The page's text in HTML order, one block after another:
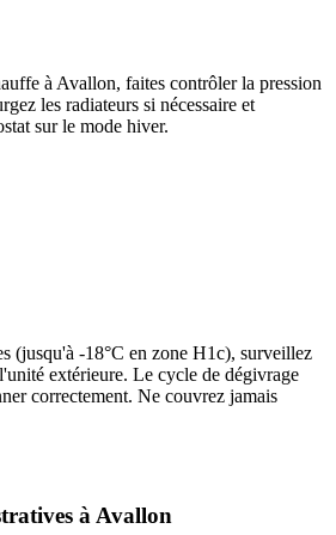
à Avallon, faites contrôler la pression
les radiateurs si nécessaire et
sur le mode hiver.
(jusqu'à -18°C en zone H1c), surveillez
extérieure. Le cycle de dégivrage
correctement. Ne couvrez jamais
àAvallon